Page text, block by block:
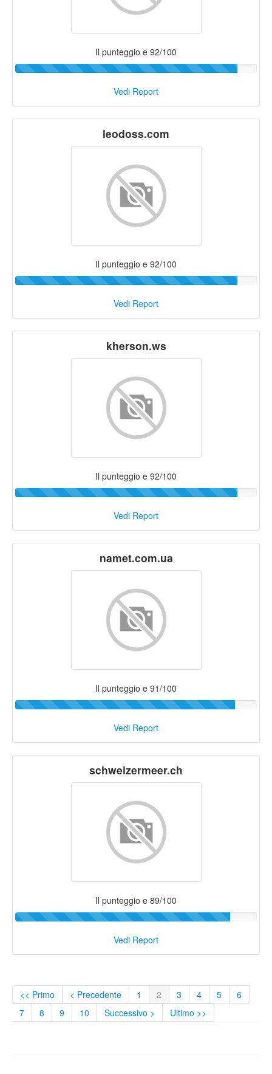
Il punteggio e 92/100
Vedi Report
leodoss.com
Il punteggio e 92/100
Vedi Report
kherson.ws
Il punteggio e 92/100
Vedi Report
namet.com.ua
Il punteggio e 91/100
Vedi Report
schweizermeer.ch
Il punteggio e 89/100
Vedi Report
<< Primo < Precedente 1 2 3 4 5
6
7
8 9 10 Successivo > Ultimo >>